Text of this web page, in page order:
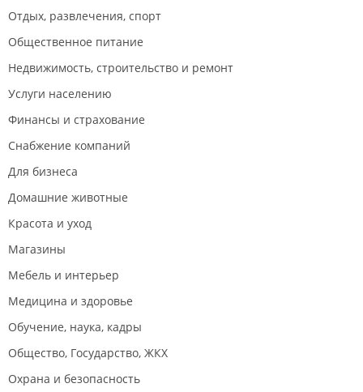
Отдых, развлечения, спорт
Общественное питание
Недвижимость, строительство и ремонт
Услуги населению
Финансы и страхование
Снабжение компаний
Для бизнеса
Домашние животные
Красота и уход
Магазины
Мебель и интерьер
Медицина и здоровье
Обучение, наука, кадры
Общество, Государство, ЖКХ
Охрана и безопасность